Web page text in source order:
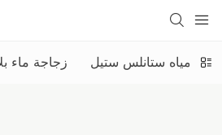
زجاجة ماء مياه ستانلس ستيل